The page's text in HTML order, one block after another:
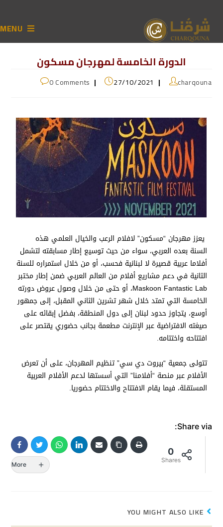
MENU
الدورة الخامسة لمهرجان مسكون
charqouna
27/10/2021
0 Comments
يعزز مهرجان “مسكون” لافلام الرعب والخيال العلمي هذه
السنة بعده العربي، سواء من حيث توسيع إطار مسابقته لتشمل
أفلاما عربية قصيرة لا لبنانية فحسب، أو من خلال استمراره للسنة
الثانية في دعم مشاريع أفلام من العالم العربي ضمن إطار مختبر
Maskoon Fantastic Lab، أو حتى من خلال وصول عروض دورته
الخامسة التي تمتد خلال شهر تشرين الثاني المقبل، إلى جمهور
أوسع، يتجاوز حدود لبنان إلى دول المنطقة، بفضل إبقائه على
صيغته الافتراضية عبر الإنترنت مطعمة بجانب حضوري يقتصر على
افتتاحه واختتامه.
تتولى جمعية “بيروت دي سي” تنظيم المهرجان، على أن تعرض
الأفلام عبر منصة “أفلامنا” التي أسستها لدعم الأفلام العربية
المستقلة، فيما يقام الافتتاح والاختتام حضوريا.
Share via:
0
Shares
More
YOU MIGHT ALSO LIKE